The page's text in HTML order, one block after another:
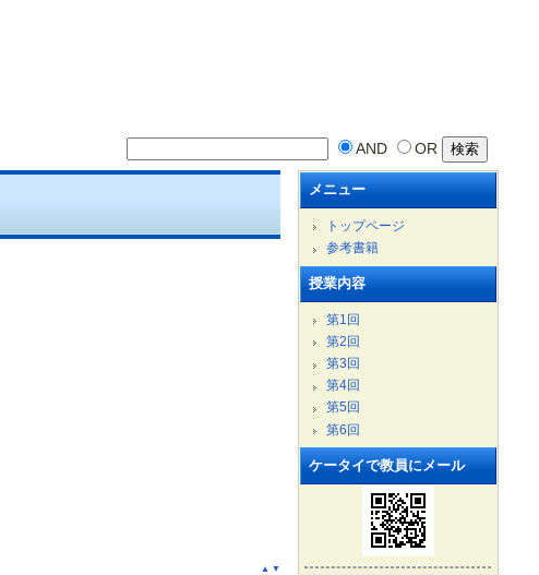
AND OR
▲ ▼
メニュー
トップページ
参考書籍
授業内容
第1回
第2回
第3回
第4回
第5回
第6回
ケータイで教員にメール